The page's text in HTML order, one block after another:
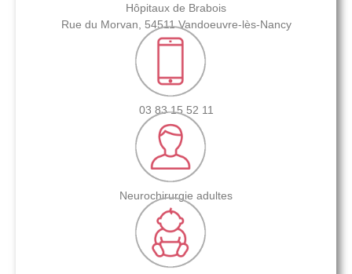
Hôpitaux de Brabois
Rue du Morvan, 54511 Vandoeuvre-lès-Nancy
03 83 15 52 11
Neurochirurgie adultes